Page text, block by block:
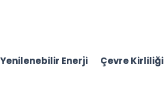
Yenilenebilir Enerji Çevre Kirliliği